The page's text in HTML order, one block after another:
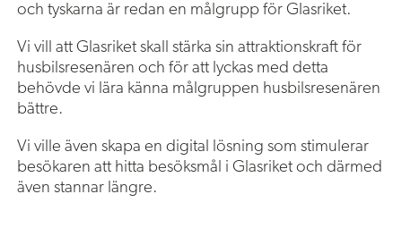
och tyskarna är redan en målgrupp för Glasriket.
Vi vill att Glasriket skall stärka sin attraktionskraft för
husbilsresenären och för att lyckas med detta
behövde vi lära känna målgruppen husbilsresenären
bättre.
Vi ville även skapa en digital lösning som stimulerar
besökaren att hitta besöksmål i Glasriket och därmed
även stannar längre.